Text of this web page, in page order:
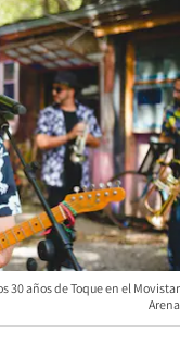
30 años de Toque en el Movistar
Arena